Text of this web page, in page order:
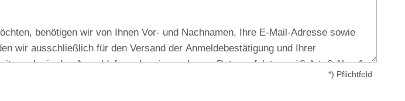
*) Pflichtfeld